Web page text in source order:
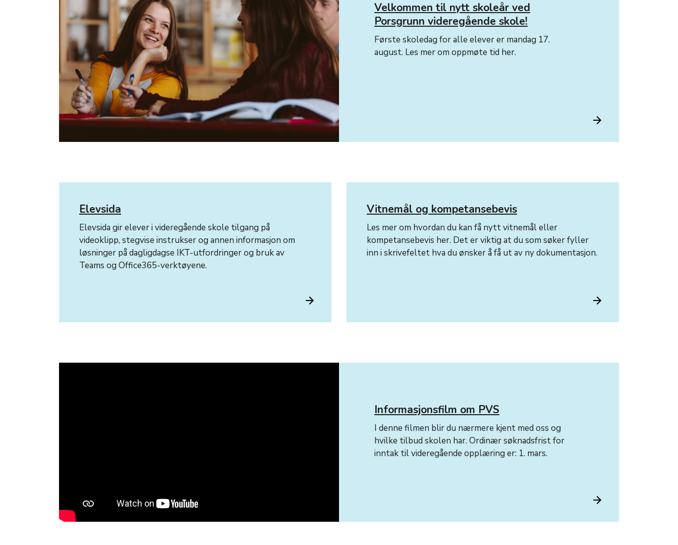
Velkommen til nytt skoleår ved
Porsgrunn videregående skole!
Første skoledag for alle elever er mandag 17.
august. Les mer om oppmøte tid her.
Elevsida
Elevsida gir elever i videregående skole tilgang på
videoklipp, stegvise instrukser og annen informasjon om
løsninger på dagligdagse IKT-utfordringer og bruk av
Teams og Office365-verktøyene.
Vitnemål og kompetansebevis
Les mer om hvordan du kan få nytt vitnemål eller
kompetansebevis her. Det er viktig at du som søker fyller
inn i skrivefeltet hva du ønsker å få ut av ny dokumentasjon.
Informasjonsfilm om PVS
I denne filmen blir du nærmere kjent med oss og
hvilke tilbud skolen har. Ordinær søknadsfrist for
inntak til videregående opplæring er: 1. mars.